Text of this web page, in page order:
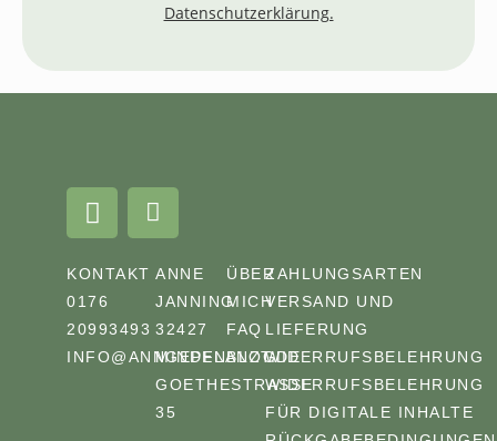
Datenschutzerklärung.
KONTAKT
0176
20993493
INFO@ANNGEPFLANZT.DE
ANNE
JANNING
32427
MINDEN
GOETHESTRASSE 3
5
ÜBER
MICH
FAQ
BLOG
ZAHLUNGSARTEN
VERSAND UND
LIEFERUNG
WIDERRUFSBELEHRUNG
WIDERRUFSBELEHRUNG
FÜR DIGITALE INHALTE